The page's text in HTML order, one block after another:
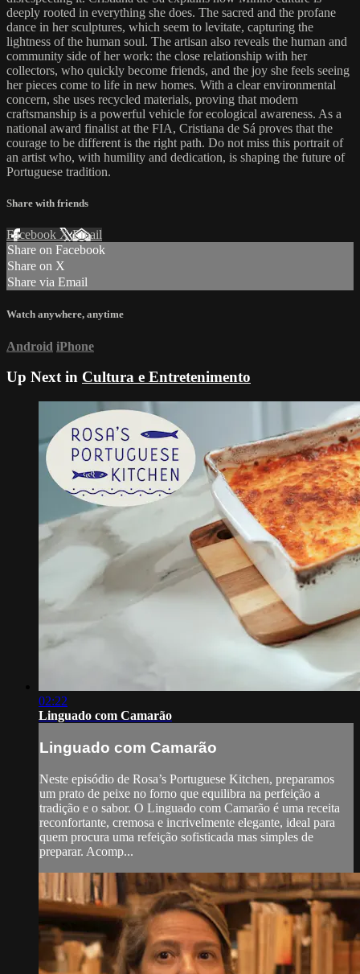
deeply rooted in everything she does. The sacred and the profane
dance in her sculptures, which seem to levitate, capturing the
lightness of the human soul. The artisan also reveals the human and
community side of her work: the close relationship with her
collectors, who quickly become friends, and the joy she feels seeing
her pieces come to life in new homes. With a clear environmental
concern, she uses recycled materials, proving that modern
craftsmanship is a powerful vehicle for ecological awareness. As a
national award finalist at the FIA, Cristiana de Sá proves that the
courage to be different is the right path. Do not miss this portrait of
an artist who, with humility and dedication, is shaping the future of
Portuguese tradition.
Share with friends
Facebook XEmail
Share on Facebook
Share on X
Share via Email
Watch anywhere, anytime
Android iPhone
Up Next in Cultura e Entretenimento
02:22
Linguado com Camarão
Linguado com Camarão
Neste episódio de Rosa’s Portuguese Kitchen, preparamos
um prato de peixe no forno que equilibra na perfeição a
tradição e o sabor. O Linguado com Camarão é uma receita
reconfortante, cremosa e incrivelmente elegante, ideal para
quem procura uma refeição sofisticada mas simples de
preparar. Acomp...